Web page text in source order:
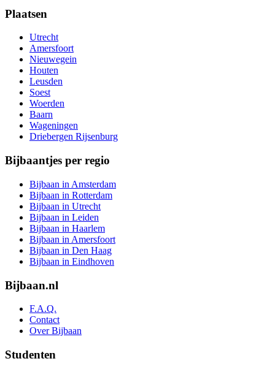
Plaatsen
Utrecht
Amersfoort
Nieuwegein
Houten
Leusden
Soest
Woerden
Baarn
Wageningen
Driebergen Rijsenburg
Bijbaantjes per regio
Bijbaan in Amsterdam
Bijbaan in Rotterdam
Bijbaan in Utrecht
Bijbaan in Leiden
Bijbaan in Haarlem
Bijbaan in Amersfoort
Bijbaan in Den Haag
Bijbaan in Eindhoven
Bijbaan.nl
F.A.Q.
Contact
Over Bijbaan
Studenten